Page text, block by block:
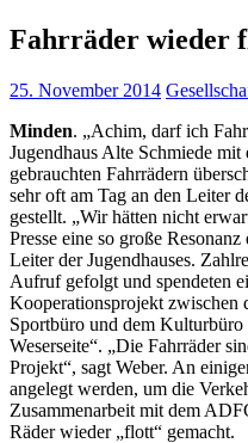
Fahrräder wieder
25. November 2014
Minden. „Achim, darf ich
Jugendhaus Alte Schmiede
gebrauchten Fahrrädern
sehr oft am Tag an den Leiter
gestellt. „Wir hätten nicht
Presse eine so große
Leiter der Jugendhauses.
Aufruf gefolgt und spendeten
Kooperationsprojekt zwischen
Sportbüro und dem
Weserseite“. „Die Fahrräder
Projekt“, sagt Weber. An
angelegt werden, um die
Zusammenarbeit mit dem
Räder wieder „flott“ gemacht.